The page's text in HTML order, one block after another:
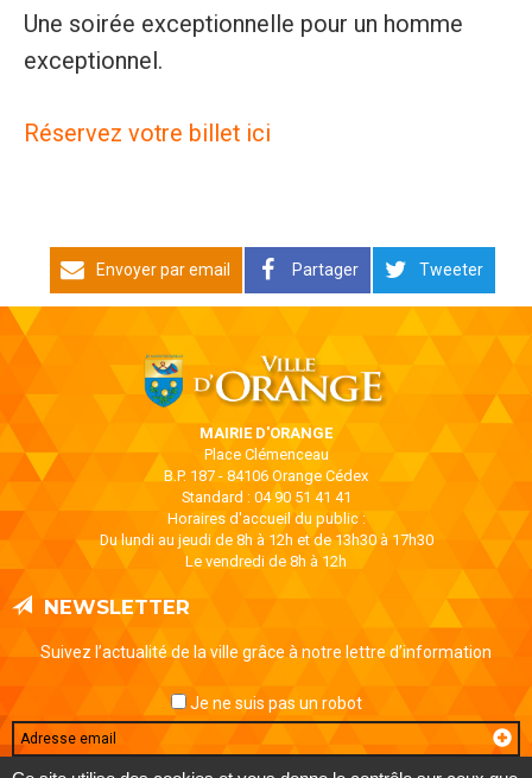
Une soirée exceptionnelle pour un homme
exceptionnel.
Réservez votre billet ici
Envoyer par email Partager Tweeter
MAIRIE D'ORANGE
Place Clémenceau
B.P. 187 - 84106 Orange Cédex
Standard : 04 90 51 41 41
Horaires d'accueil du public :
Du lundi au jeudi de 8h à 12h et de 13h30 à 17h30
Le vendredi de 8h à 12h
NEWSLETTER
Suivez l’actualité de la ville grâce à notre lettre d’information
Je ne suis pas un robot
Email